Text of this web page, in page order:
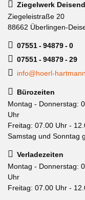
Ziegelwerk
Ziegeleistraße 20
88662 Überlingen-
07551 - 94879 - 0
07551 - 94879 - 29
info@hoerl-
Bürozeiten
Montag - Donnerstag:
Uhr
Freitag: 07.00 Uhr -
Samstag und Sonntag
Verladezeiten
Montag - Donnerstag:
Uhr
Freitag: 07.00 Uhr -